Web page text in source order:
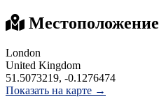
Местоположение
London
United Kingdom
51.5073219, -0.1276474
Показать на карте →